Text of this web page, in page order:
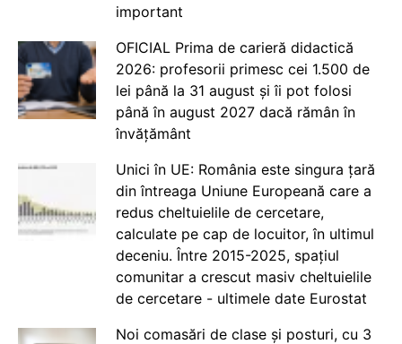
important
OFICIAL Prima de carieră didactică
2026: profesorii primesc cei 1.500 de
lei până la 31 august și îi pot folosi
până în august 2027 dacă rămân în
învățământ
Unici în UE: România este singura țară
din întreaga Uniune Europeană care a
redus cheltuielile de cercetare,
calculate pe cap de locuitor, în ultimul
deceniu. Între 2015-2025, spațiul
comunitar a crescut masiv cheltuielile
de cercetare - ultimele date Eurostat
Noi comasări de clase și posturi, cu 3